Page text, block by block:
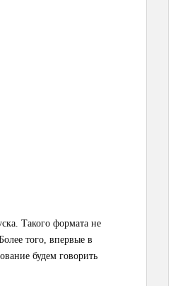
Такого формата не
того, впервые в
будем говорить